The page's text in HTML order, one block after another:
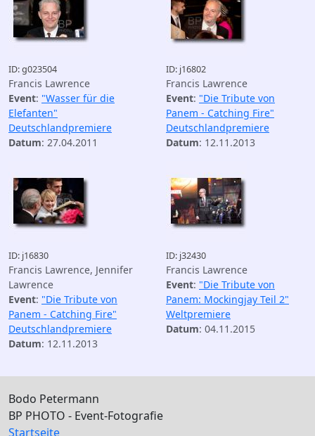
ID: g023504
Francis Lawrence
Event: "Wasser für die
Elefanten"
Deutschlandpremiere
Datum: 27.04.2011
ID: j16802
Francis Lawrence
Event: "Die Tribute von
Panem - Catching Fire"
Deutschlandpremiere
Datum: 12.11.2013
ID: j16830
Francis Lawrence, Jennifer
Lawrence
Event: "Die Tribute von
Panem - Catching Fire"
Deutschlandpremiere
Datum: 12.11.2013
ID: j32430
Francis Lawrence
Event: "Die Tribute von
Panem: Mockingjay Teil 2"
Weltpremiere
Datum: 04.11.2015
Bodo Petermann
BP PHOTO - Event-Fotografie
Startseite